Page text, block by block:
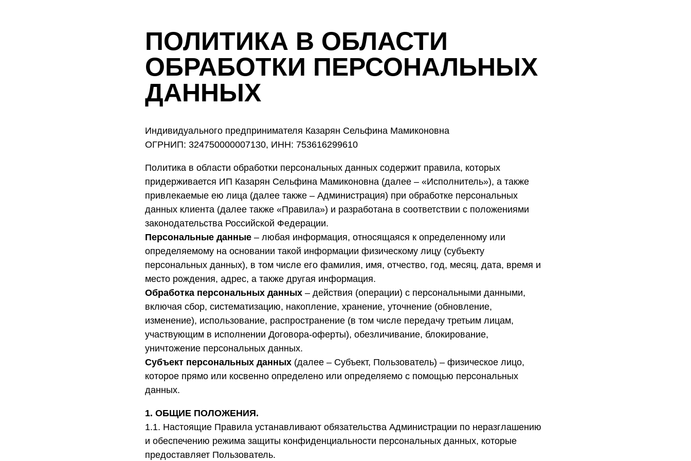
ПОЛИТИКА В ОБЛАСТИ
ОБРАБОТКИ ПЕРСОНАЛЬНЫХ
ДАННЫХ
Индивидуального предпринимателя Казарян Сельфина Мамиконовна
ОГРНИП: 324750000007130, ИНН: 753616299610
Политика в области обработки персональных данных содержит правила, которых
придерживается ИП Казарян Сельфина Мамиконовна (далее – «Исполнитель»), а также
привлекаемые ею лица (далее также – Администрация) при обработке персональных
данных клиента (далее также «Правила») и разработана в соответствии с положениями
законодательства Российской Федерации.
Персональные данные – любая информация, относящаяся к определенному или
определяемому на основании такой информации физическому лицу (субъекту
персональных данных), в том числе его фамилия, имя, отчество, год, месяц, дата, время и
место рождения, адрес, а также другая информация.
Обработка персональных данных – действия (операции) с персональными данными,
включая сбор, систематизацию, накопление, хранение, уточнение (обновление,
изменение), использование, распространение (в том числе передачу третьим лицам,
участвующим в исполнении Договора-оферты), обезличивание, блокирование,
уничтожение персональных данных.
Субъект персональных данных (далее – Субъект, Пользователь) – физическое лицо,
которое прямо или косвенно определено или определяемо с помощью персональных
данных.
1. ОБЩИЕ ПОЛОЖЕНИЯ.
1.1. Настоящие Правила устанавливают обязательства Администрации по неразглашению
и обеспечению режима защиты конфиденциальности персональных данных, которые
предоставляет Пользователь.